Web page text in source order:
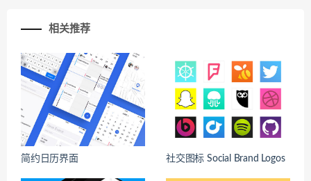
相关推荐
简约日历界面 社交图标 Social Brand Logos